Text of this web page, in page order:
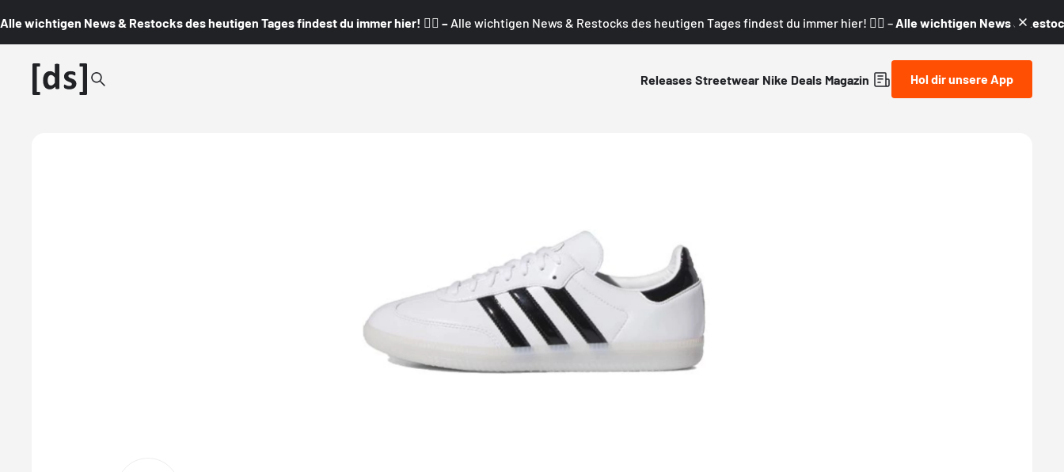
Alle wichtigen News & Restocks des heutigen Tages findest du immer hier! 👇🏼 – Alle wichtigen News & Restocks des heutigen Tages findest du immer hier! 👇🏼 – Alle wichtigen News &
Releases Streetwear Nike Deals Magazin Hol dir unsere App